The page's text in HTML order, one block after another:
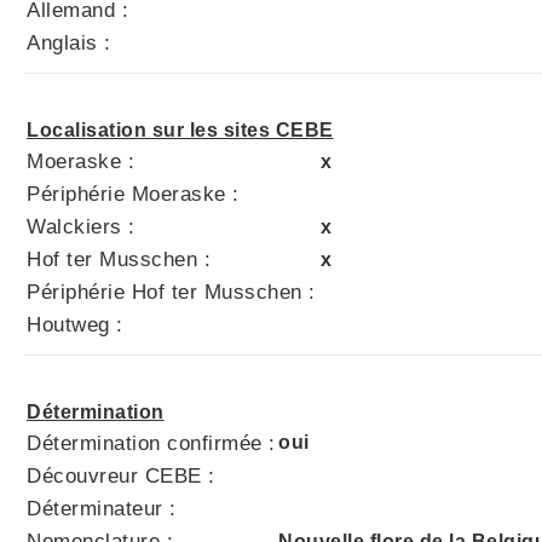
Allemand :
Anglais :
Localisation sur les sites CEBE
Moeraske : x
Périphérie Moeraske :
Walckiers :
x
Hof ter Musschen : x
Périphérie Hof ter Musschen :
Houtweg :
Détermination
Détermination confirmée : oui
Découvreur CEBE :
Déterminateur :